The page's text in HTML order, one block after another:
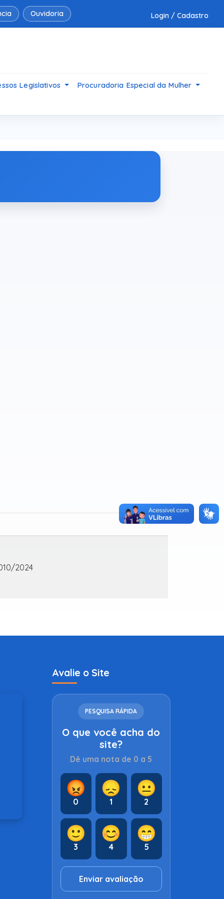
Ouvidoria Login / Cadastro
Legislativos
Procuradoria Especial da Mulher
2024
Avalie o Site
PESQUISA RÁPIDA
O que você acha do
site?
Dê uma nota de 0 a 5
😡
0
😞
1
😐
2
🙂
3
😊
4
😁
5
Enviar avaliação